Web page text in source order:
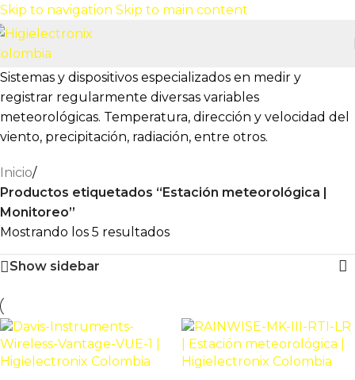
Skip to navigation Skip to main content
Sistemas y dispositivos especializados en medir y
registrar regularmente diversas variables
meteorológicas. Temperatura, dirección y velocidad del
viento, precipitación, radiación, entre otros.
Inicio/
Productos etiquetados “Estación meteorológica |
Monitoreo”
Mostrando los 5 resultados
Show sidebar